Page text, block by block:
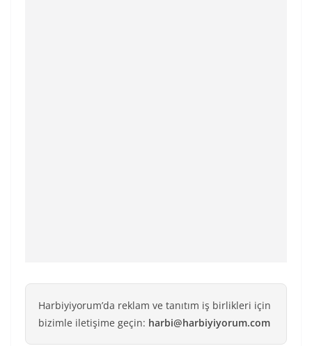
Harbiyiyorum’da reklam ve tanıtım iş birlikleri için
bizimle iletişime geçin: harbi@harbiyiyorum.com